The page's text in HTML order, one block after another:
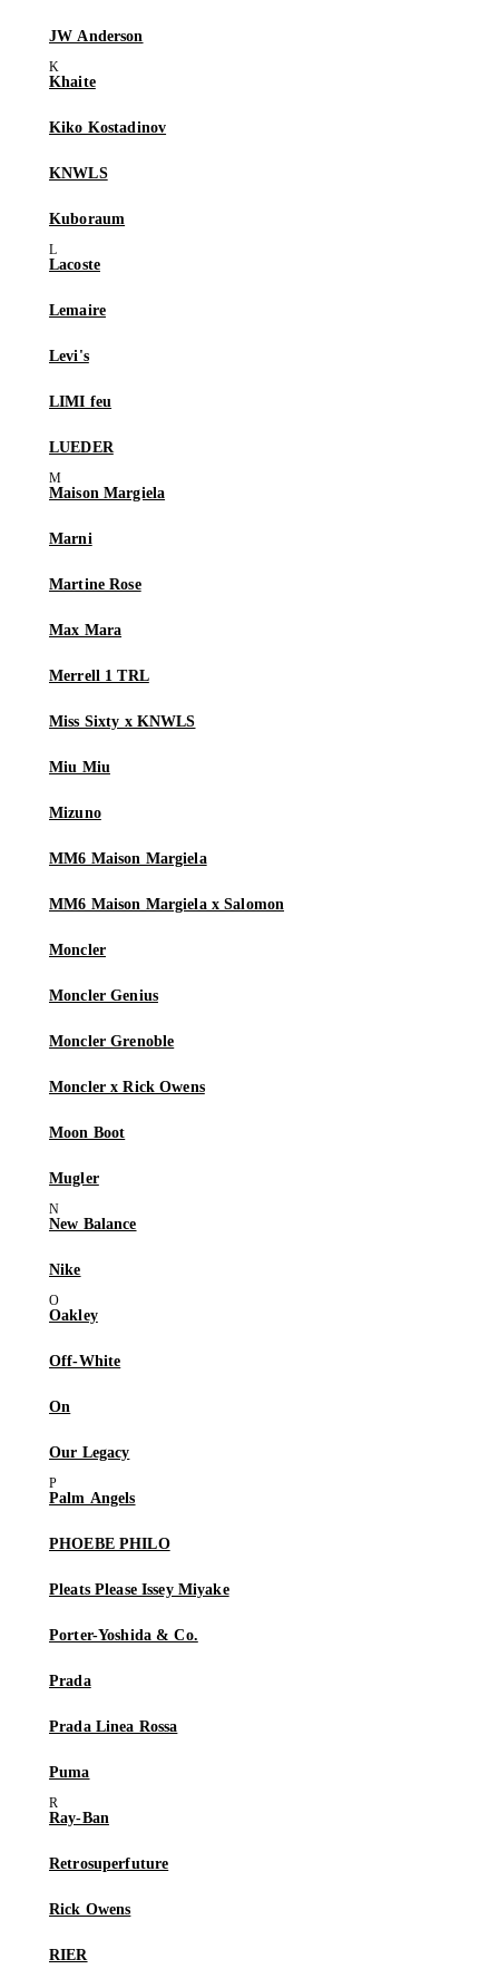
JW Anderson
Khaite
Kiko Kostadinov
KNWLS
Kuboraum
Lacoste
Lemaire
Levi's
LIMI feu
LUEDER
Maison Margiela
Marni
Martine Rose
Max Mara
Merrell 1 TRL
Miss Sixty x KNWLS
Miu Miu
Mizuno
MM6 Maison Margiela
MM6 Maison Margiela x Salomon
Moncler
Moncler Genius
Moncler Grenoble
Moncler x Rick Owens
Moon Boot
Mugler
New Balance
Nike
Oakley
Off-White
On
Our Legacy
Palm Angels
PHOEBE PHILO
Pleats Please Issey Miyake
Porter-Yoshida & Co.
Prada
Prada Linea Rossa
Puma
Ray-Ban
Retrosuperfuture
Rick Owens
RIER